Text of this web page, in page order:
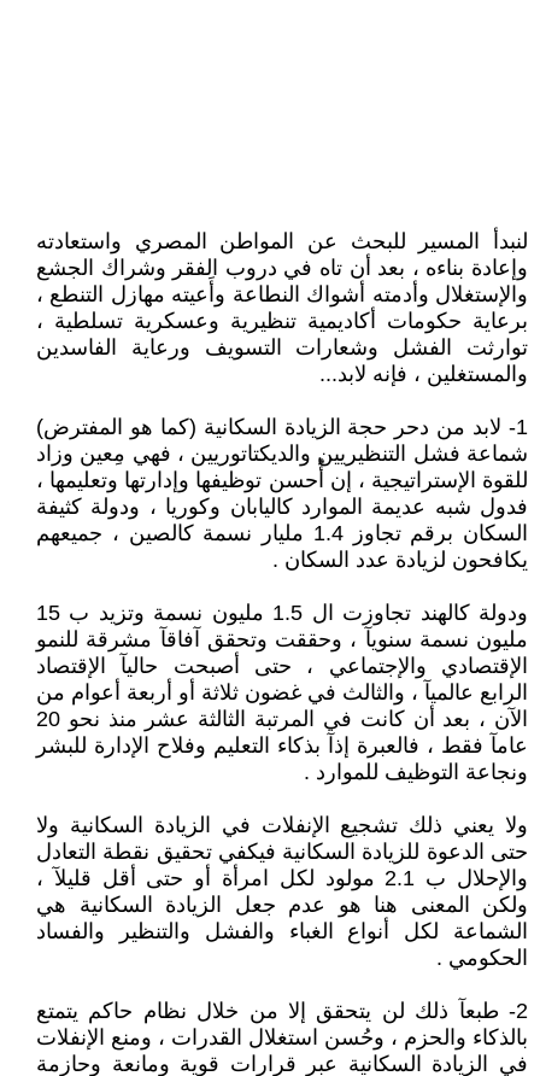
لنبدأ المسير للبحث عن المواطن المصري واستعادته
وإعادة بناءه ، بعد أن تاه في دروب الفقر وشراك الجشع
والإستغلال وأدمته أشواك النطاعة وأَعيته مهازل التنطع ،
برعاية حكومات أكاديمية تنظيرية وعسكرية تسلطية ،
توارثت الفشل وشعارات التسويف ورعاية الفاسدين
والمستغلين ، فإنه لابد...
1- لابد من دحر حجة الزيادة السكانية (كما هو المفترض)
شماعة فشل التنظيريين والديكتاتوريين ، فهي مِعين وزاد
للقوة الإستراتيجية ، إن أُحسن توظيفها وإدارتها وتعليمها ،
فدول شبه عديمة الموارد كاليابان وكوريا ، ودولة كثيفة
السكان برقم تجاوز 1.4 مليار نسمة كالصين ، جميعهم
يكافحون لزيادة عدد السكان .
ودولة كالهند تجاوزت ال 1.5 مليون نسمة وتزيد ب 15
مليون نسمة سنويآ ، وحققت وتحقق آفاقآ مشرقة للنمو
الإقتصادي والإجتماعي ، حتى أصبحت حاليآ الإقتصاد
الرابع عالميآ ، والثالث في غضون ثلاثة أو أربعة أعوام من
الآن ، بعد أن كانت في المرتبة الثالثة عشر منذ نحو 20
عامآ فقط ، فالعبرة إذآ بذكاء التعليم وفلاح الإدارة للبشر
ونجاعة التوظيف للموارد .
ولا يعني ذلك تشجيع الإنفلات في الزيادة السكانية ولا
حتى الدعوة للزيادة السكانية فيكفي تحقيق نقطة التعادل
والإحلال ب 2.1 مولود لكل امرأة أو حتى أقل قليلآ ،
ولكن المعنى هنا هو عدم جعل الزيادة السكانية هي
الشماعة لكل أنواع الغباء والفشل والتنظير والفساد
الحكومي .
2- طبعآ ذلك لن يتحقق إلا من خلال نظام حاكم يتمتع
بالذكاء والحزم ، وحُسن استغلال القدرات ، ومنع الإنفلات
في الزيادة السكانية عبر قرارات قوية ومانعة وحازمة